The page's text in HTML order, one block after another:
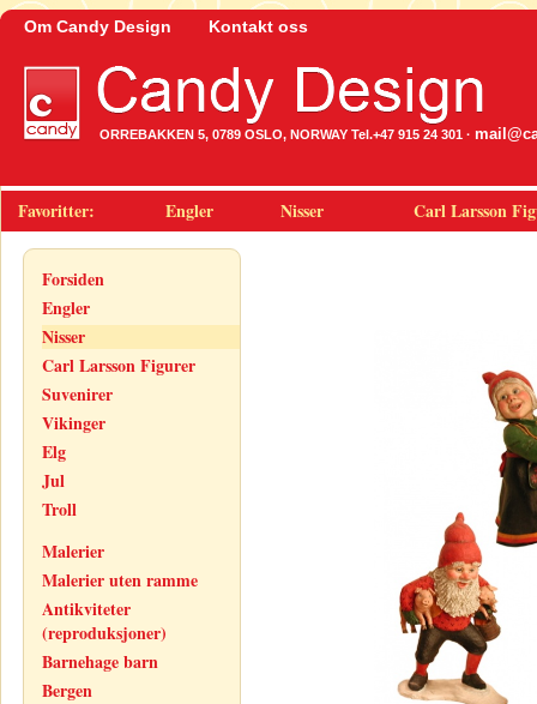
Om Candy Design Kontakt oss
ORREBAKKEN 5, 0789 OSLO, NORWAY Tel.+47 915 24 301 ·
Favoritter: Engler Nisser Carl Larsson
Forsiden
Engler
Nisser
Carl Larsson Figurer
Suvenirer
Vikinger
Elg
Jul
Troll
Malerier
Malerier uten ramme
Antikviteter
(reproduksjoner)
Barnehage barn
Bergen